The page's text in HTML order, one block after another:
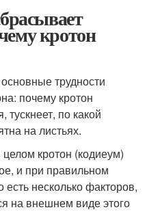
кротон
трудности
почему кротон
тускнеет, по какой
на листьях.
кротон (кодиеум)
и при правильном
есть несколько факторов,
на внешнем виде этого